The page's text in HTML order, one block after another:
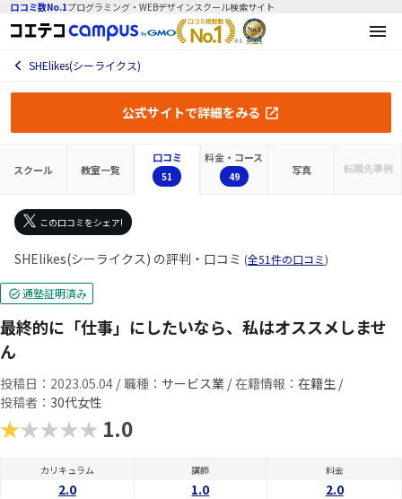
口コミ数No.1プログラミング・WEBデザインスクール検索サイト
SHElikes(シーライクス)
公式サイトで詳細をみる
スクール 教室一覧
口コミ
51
料金・コース
49 写真 転職先事例
この口コミをシェア!
SHElikes(シーライクス) の評判・口コミ (全51件の口コミ)
通塾証明済み
最終的に「仕事」にしたいなら、私はオススメしませ
ん
投稿日：2023.05.04 / 職種： サービス業 / 在籍情報： 在籍生 /
投稿者： 30代女性
★★★★★ 1.0
カリキュラム
2.0
講師
1.0
料金
2.0